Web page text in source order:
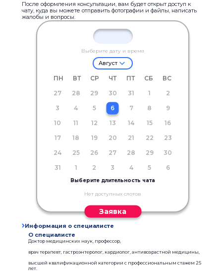
После оформления консультации, вам будет открыт доступ к
чату, куда вы можете отправить фотографии и файлы, написать
жалобы и вопросы.
Выберите дату и время
Август
ПН ВТ СР ЧТ ПТ СБ
ВС
27
28 29 30 31 1
2
3
4 5 6 7 8
9
10
11 12 13 14 15
16
17
18 19 20 21 22
23
24
25 26 27 28 29
30
31
1 2 3 4 5 6
Выберите длительность чата
Нет доступных слотов
Заявка
Информация о специалисте
О специалисте
Доктор медицинских наук, профессор,
врач терапевт, гастроэнтеролог, кардиолог, антивозрастной медицины,
высшей квалификационной категории с профессиональным стажем 25
лет.